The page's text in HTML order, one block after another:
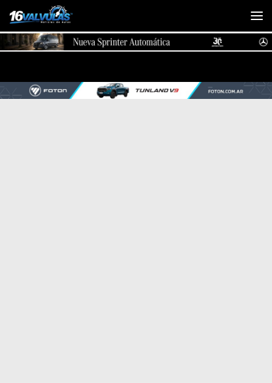
Saltar al contenido